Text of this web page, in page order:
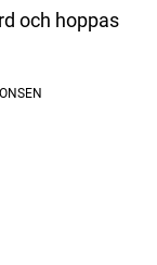
och hoppas